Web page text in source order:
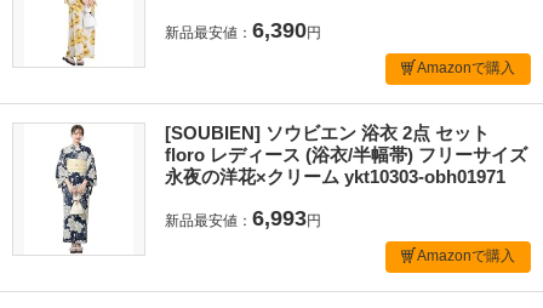
新品最安値： 6,390円
Amazonで購入
[SOUBIEN] ソウビエン 浴衣 2点 セット
floro レディース (浴衣/半幅帯) フリーサイズ
永夜の洋花×クリーム ykt10303-obh01971
新品最安値： 6,993円
Amazonで購入